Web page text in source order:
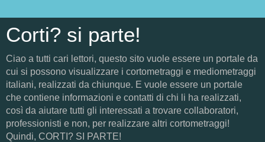
Corti? si parte!
Ciao a tutti cari lettori, questo sito vuole essere un portale da
cui si possono visualizzare i cortometraggi e mediometraggi
italiani, realizzati da chiunque. E vuole essere un portale
che contiene informazioni e contatti di chi li ha realizzati,
così da aiutare tutti gli interessati a trovare collaboratori,
professionisti e non, per realizzare altri cortometraggi!
Quindi, CORTI? SI PARTE!